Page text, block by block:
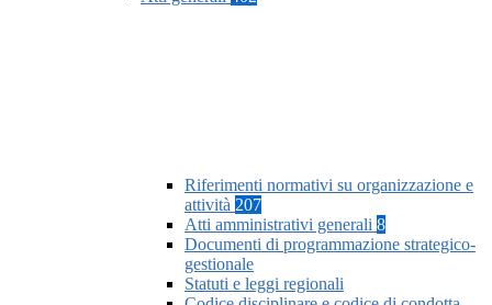
Riferimenti normativi su organizzazione e
attività 207
Atti amministrativi generali 8
Documenti di programmazione strategico-
gestionale
Statuti e leggi regionali